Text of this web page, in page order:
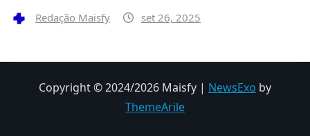
Redação Maisfy set 26, 2025
Copyright © 2024/2026 Maisfy | NewsExo by
ThemeArile